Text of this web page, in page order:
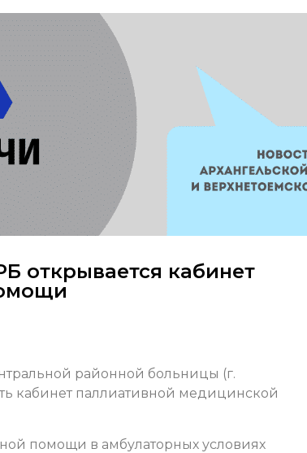
открывается кабинет
районной больницы (г.
кабинет паллиативной медицинской
помощи в амбулаторных условиях